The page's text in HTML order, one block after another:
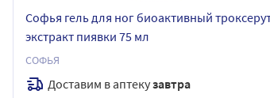
Софья гель для ног биоактивный
экстракт пиявки 75 мл
СОФЬЯ
Доставим в аптекузавтра